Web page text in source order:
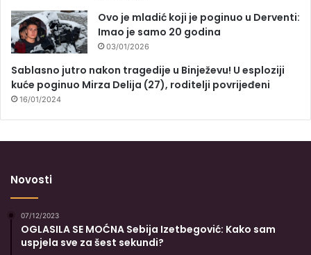
Ovo je mladić koji je poginuo u Derventi:
Imao je samo 20 godina
03/01/2026
Sablasno jutro nakon tragedije u Binježevu! U esploziji
kuće poginuo Mirza Delija (27), roditelji povrijeđeni
16/01/2024
Novosti
07/12/2023
OGLASILA SE MOĆNA Sebija Izetbegović: Kako sam
uspjela sve za šest sekundi?